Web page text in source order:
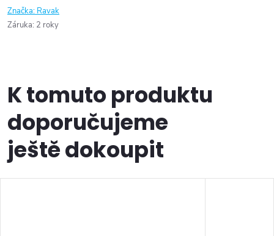
Značka: Ravak
Záruka: 2 roky
K tomuto produktu
doporučujeme
ještě dokoupit